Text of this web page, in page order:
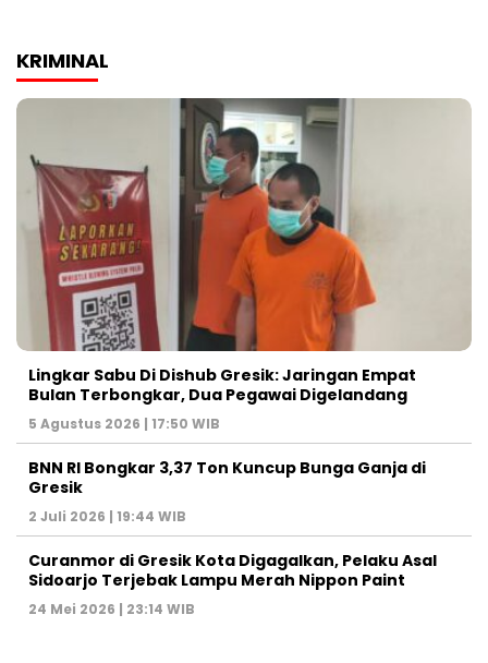
KRIMINAL
Lingkar Sabu Di Dishub Gresik: Jaringan Empat
Bulan Terbongkar, Dua Pegawai Digelandang
5 Agustus 2026 | 17:50 WIB
BNN RI Bongkar 3,37 Ton Kuncup Bunga Ganja di
Gresik
2 Juli 2026 | 19:44 WIB
Curanmor di Gresik Kota Digagalkan, Pelaku Asal
Sidoarjo Terjebak Lampu Merah Nippon Paint
24 Mei 2026 | 23:14 WIB